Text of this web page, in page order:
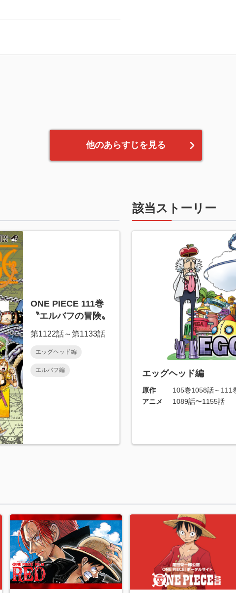
他のあらすじを見る
ONE PIECE 111巻
〝エルバフの冒険〟
第1122話～第1133話
エッグヘッド編
エルバフ編
該当ストーリー
エッグヘッド編
原作
105巻1058話～111
アニメ
1089話〜1155話